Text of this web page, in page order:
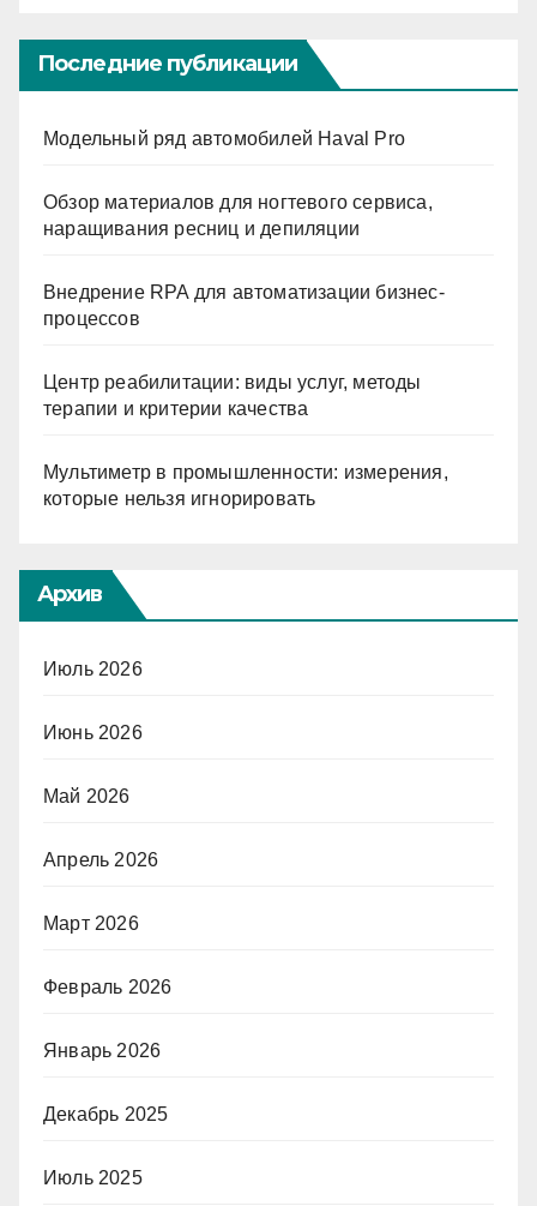
Последние публикации
Модельный ряд автомобилей Haval Pro
Обзор материалов для ногтевого сервиса,
наращивания ресниц и депиляции
Внедрение RPA для автоматизации бизнес-
процессов
Центр реабилитации: виды услуг, методы
терапии и критерии качества
Мультиметр в промышленности: измерения,
которые нельзя игнорировать
Архив
Июль 2026
Июнь 2026
Май 2026
Апрель 2026
Март 2026
Февраль 2026
Январь 2026
Декабрь 2025
Июль 2025